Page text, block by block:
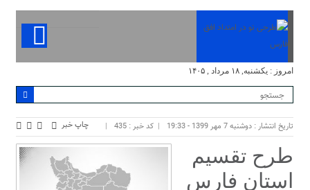
امروز : یکشنبه, ۱۸ مرداد , ۱۴۰۵
تاریخ انتشار : دوشنبه 7 مهر 1399 - 19:33 کد خبر : 435 چاپ خبر
طرح تقسیم
استان فارس